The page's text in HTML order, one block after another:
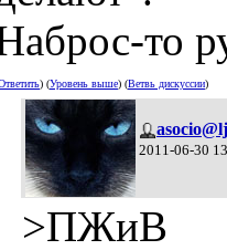
то
) (Уровень выше) (Ветвь дискуссии)
asocio@lj
2011-06-30
>ПЖиВ